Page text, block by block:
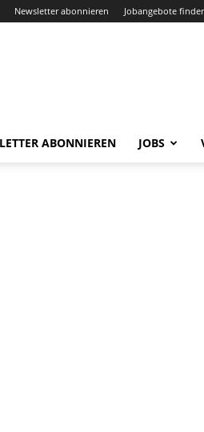
Newsletter abonnieren Jobangebote
ABONNIEREN JOBS